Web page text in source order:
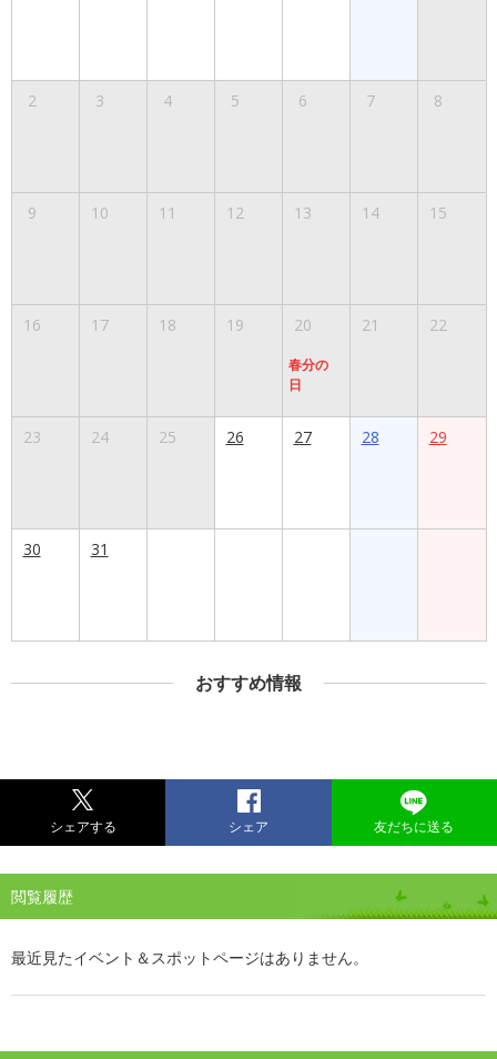
2 3 4 5 6 7 8
9 10 11 12 13 14 15
16 17 18 19 20
春分の
日
21 22
23 24 25 26 27 28 29
30 31
おすすめ情報
シェアする シェア 友だちに送る
閲覧履歴
最近見たイベント＆スポットページはありません。